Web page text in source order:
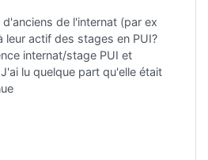
de l'internat (par ex
leur actif des stages en PUI?
internat/stage PUI et
lu quelque part qu'elle était